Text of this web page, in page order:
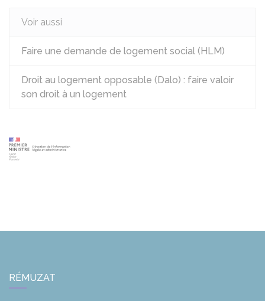
Voir aussi
Faire une demande de logement social (HLM)
Droit au logement opposable (Dalo) : faire valoir
son droit à un logement
RÉMUZAT